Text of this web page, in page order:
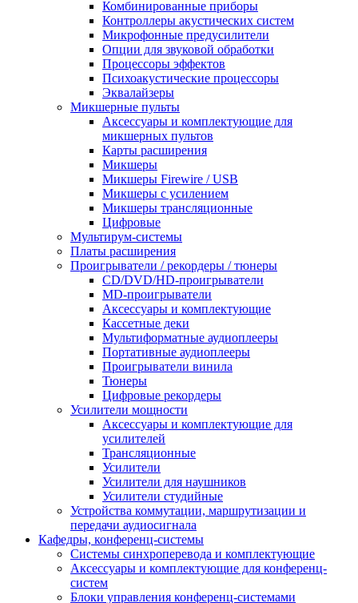
Комбинированные приборы
Контроллеры акустических систем
Микрофонные предусилители
Опции для звуковой обработки
Процессоры эффектов
Психоакустические процессоры
Эквалайзеры
Микшерные пульты
Аксессуары и комплектующие для
микшерных пультов
Карты расширения
Микшеры
Микшеры Firewire / USB
Микшеры с усилением
Микшеры трансляционные
Цифровые
Мультирум-системы
Платы расширения
Проигрыватели / рекордеры / тюнеры
CD/DVD/HD-проигрыватели
MD-проигрыватели
Аксессуары и комплектующие
Кассетные деки
Мультиформатные аудиоплееры
Портативные аудиоплееры
Проигрыватели винила
Тюнеры
Цифровые рекордеры
Усилители мощности
Аксессуары и комплектующие для
усилителей
Трансляционные
Усилители
Усилители для наушников
Усилители студийные
Устройства коммутации, маршрутизации и
передачи аудиосигнала
Кафедры, конференц-системы
Cистемы синхроперевода и комплектующие
Аксессуары и комплектующие для конференц-
систем
Блоки управления конференц-системами